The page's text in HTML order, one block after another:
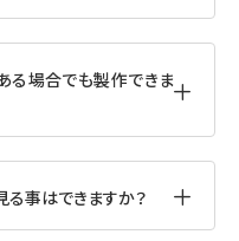
る場合でも製作できま
-
事はできますか？ -